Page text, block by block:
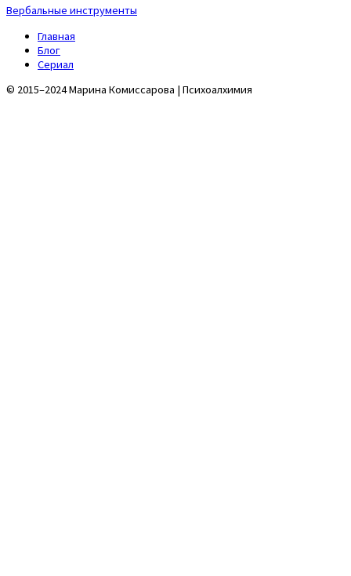
Вербальные инструменты
Главная
Блог
Сериал
© 2015–2024 Марина Комиссарова | Психоалхимия